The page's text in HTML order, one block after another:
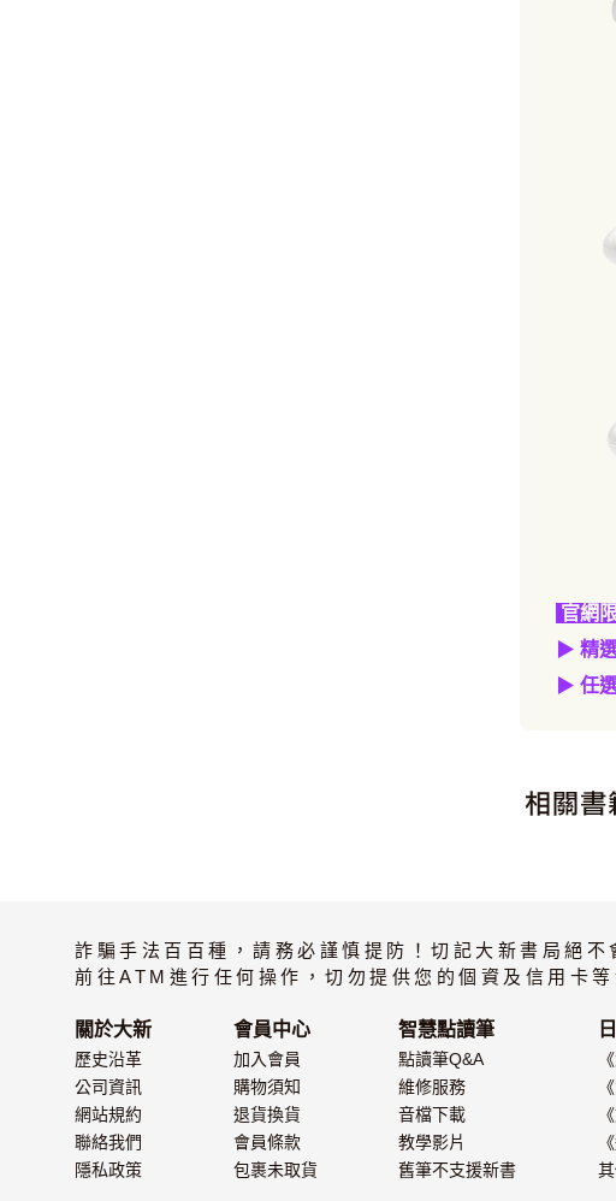
官網
▶ 精
▶ 任
詐騙手法百百種，請務必謹慎提防！切記大新書局絕不
前往ATM進行任何操作，切勿提供您的個資及信用卡
關於大新
歷史沿革
公司資訊
網站規約
聯絡我們
隱私政策
會員中心
加入會員
購物須知
退貨換貨
會員條款
包裹未取貨
智慧點讀筆
點讀筆Q&A
維修服務
音檔下載
教學影片
舊筆不支援新書